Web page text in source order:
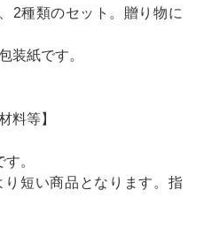
2種類のセット。贈り物に
装紙です。
料等】
。
短い商品となります。指